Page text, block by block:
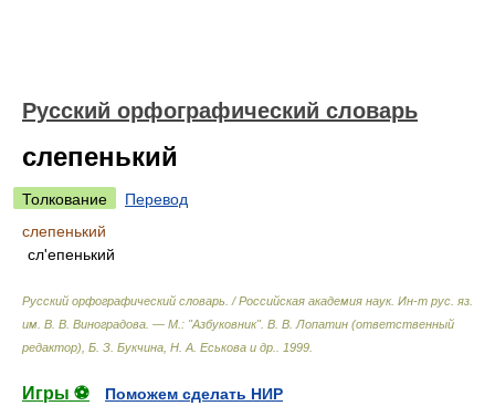
Русский орфографический словарь
слепенький
Толкование
Перевод
слепенький
сл'епенький
Русский орфографический словарь. / Российская академия наук. Ин-т рус. яз.
им. В. В. Виноградова. — М.: "Азбуковник". В. В. Лопатин (ответственный
редактор), Б. З. Букчина, Н. А. Еськова и др.
1999
Игры ⚽
Поможем сделать НИР